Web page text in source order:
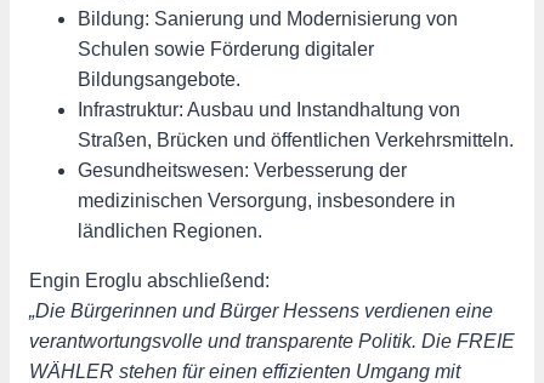
Bildung: Sanierung und Modernisierung von
Schulen sowie Förderung digitaler
Bildungsangebote.
Infrastruktur: Ausbau und Instandhaltung von
Straßen, Brücken und öffentlichen Verkehrsmitteln.
Gesundheitswesen: Verbesserung der
medizinischen Versorgung, insbesondere in
ländlichen Regionen.
Engin Eroglu abschließend:
„Die Bürgerinnen und Bürger Hessens verdienen eine
verantwortungsvolle und transparente Politik. Die FREIE
WÄHLER stehen für einen effizienten Umgang mit